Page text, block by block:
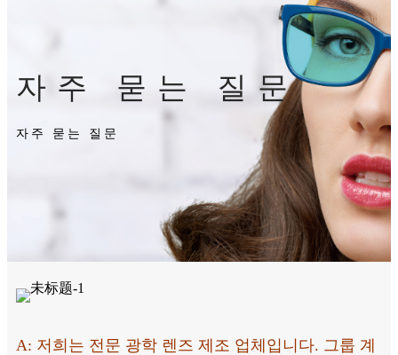
자주 묻는 질문
자주 묻는 질문
A: 저희는 전문 광학 렌즈 제조 업체입니다. 그룹 계